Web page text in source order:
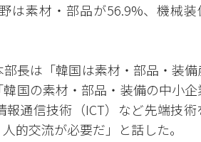
は素材・部品が56.9%、機械
長は「韓国は素材・部品・装
国の素材・部品・装備の中小
通信技術（ICT）など先端技
的交流が必要だ」と話した。